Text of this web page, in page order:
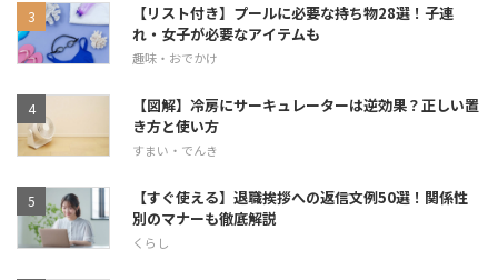
【リスト付き】プールに必要な持ち物28選！子連
れ・女子が必要なアイテムも
趣味・おでかけ
【図解】冷房にサーキュレーターは逆効果？正しい置
き方と使い方
すまい・でんき
【すぐ使える】退職挨拶への返信文例50選！関係性
別のマナーも徹底解説
くらし